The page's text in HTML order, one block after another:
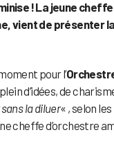
! La jeune
vient de présenter
pour l’
d’idées, de
la diluer« , selon
cheffe d’orchestre